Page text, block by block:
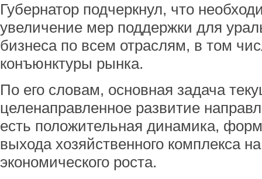
Губернатор подчеркнул, что
увеличение мер поддержки для
бизнеса по всем отраслям, в том
конъюнктуры рынка.
По его словам, основная задача
целенаправленное развитие
есть положительная динамика,
выхода хозяйственного комплекса
экономического роста.